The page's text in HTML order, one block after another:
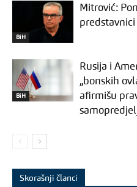
BiH
Mitrović:
BiH
Rusija i
„bonskih
afirmišu
Skorašnji članci